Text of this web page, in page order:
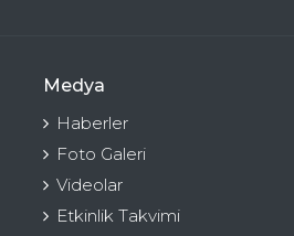
Medya
Haberler
Foto Galeri
Videolar
Etkinlik Takvimi